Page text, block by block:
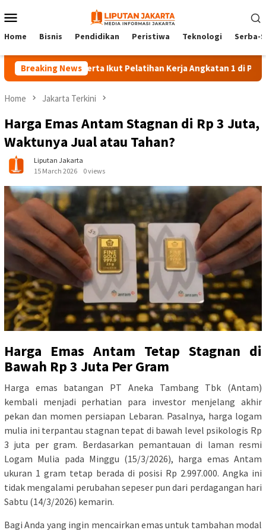
to
Menu
Home Bisnis Pendidikan Peristiwa Teknologi Serba-
Breaking News
140 Peserta Ikut Pelatihan Kerja Angkatan 1 di PPKD Jaksel
Home Jakarta Terkini
Harga Emas Antam Stagnan di Rp 3 Juta,
Waktunya Jual atau Tahan?
Liputan Jakarta
15 March 2026
0 views
Harga Emas Antam Tetap Stagnan di
Bawah Rp 3 Juta Per Gram
Harga emas batangan PT Aneka Tambang Tbk (Antam)
kembali menjadi perhatian para investor menjelang akhir
pekan dan momen persiapan Lebaran. Pasalnya, harga logam
mulia ini terpantau stagnan tepat di bawah level psikologis Rp
3 juta per gram. Berdasarkan pemantauan di laman resmi
Logam Mulia pada Minggu (15/3/2026), harga emas Antam
ukuran 1 gram tetap berada di posisi Rp 2.997.000. Angka ini
tidak mengalami perubahan sepeser pun dari perdagangan hari
Sabtu (14/3/2026) kemarin.
Bagi Anda yang ingin mencairkan emas untuk tambahan modal